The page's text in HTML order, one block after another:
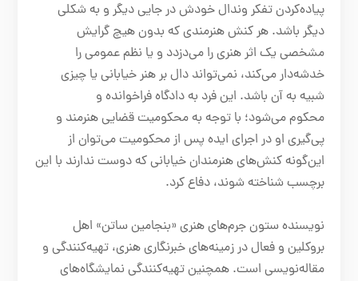
پیاده‌کردن تفکر وندال خودش در جایی دیگر و به شکلی
دیگر باشد. هر کنش هنرمندی که بدون هیچ گرایش
مشخصی یک اثر هنری را می‌دزدد و یا نظم عمومی را
خدشه‌دار می‌کند، نمی‌تواند دال بر هنر خیابانی یا چیزی
شبیه به آن باشد. این فرد به دادگاه فراخوانده و
محکوم می‌شود؛ با توجه به محکومیت قضایی هنرمند و
پی‌گیری او در اجرای ایده پس از محکومیت می‌توان از
این‌گونه کنش‌های هنرمندان خیابانی که دوست ندارند با این
برچسب شناخته شوند، دفاع کرد.
نویسنده ستون جرم‌های هنری «بنجامین ساتن» اهل
بروکلین و فعال در زمینه‌های خبرنگاری هنری، تهیه‌کنندگی و
مقاله‌نویسی است. همچنین تهیه‌کنندگی نمایشگاه‌های